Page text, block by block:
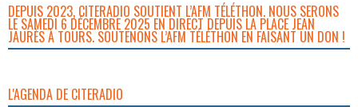
DEPUIS 2023, CITERADIO SOUTIENT L’AFM TÉLÉTHON. NOUS SERONS
LE SAMEDI 6 DÉCEMBRE 2025 EN DIRECT DEPUIS LA PLACE JEAN
JAURÈS À TOURS. SOUTENONS L’AFM TÉLÉTHON EN FAISANT UN DON !
L'AGENDA DE CITERADIO